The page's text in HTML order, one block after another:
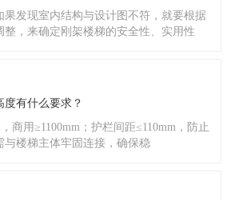
果发现室内结构与设计图不符，就要根据
，来确定刚架楼梯的安全性、实用性
有什么要求？
商用≥1100mm；护栏间距≤110mm，防止
与楼梯主体牢固连接，确保稳